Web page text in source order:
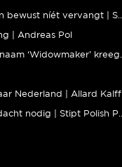
| Andreas Pol
Nederland | Allard Kalff